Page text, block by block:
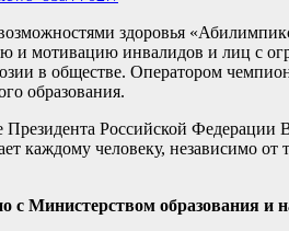
здоровья
и мотивацию инвалидов и лиц с
в обществе. Оператором
образования.
Президента Российской
каждому человеку, независимо
с Министерством образования и